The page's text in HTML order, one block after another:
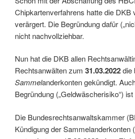
Chipkartenverfahrens hatte die DKB
verärgert. Die Begründung dafür
nicht nachvollziehbar.
Nun hat die DKB allen
Rechtsanwälten zum 31.03.2022die
Sammelanderkonten gekündigt.
Begründung („Geldwäscherisiko“)
Die Bundesrechtsanwaltskammer
Kündigung der Sammelanderkonten